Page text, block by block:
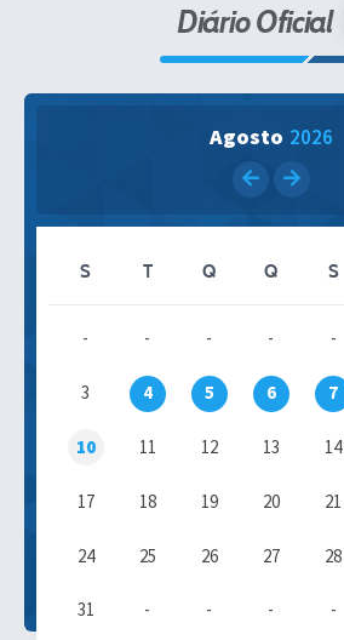
Diário Oficial
Agosto 2026
S T Q Q S
- - - - -
3 4 5 6 7
10 11 12 13 14
17 18 19 20 21
24 25 26 27 28
31 - - - -